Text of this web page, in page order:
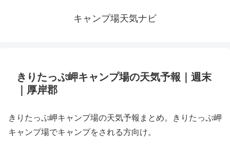
キャンプ場天気ナビ
きりたっぷ岬キャンプ場の天気予報｜週末
｜厚岸郡
きりたっぷ岬キャンプ場の天気予報まとめ。きりたっぷ岬
キャンプ場でキャンプをされる方向け。